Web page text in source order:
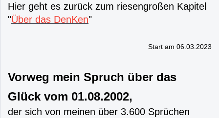
Hier geht es zurück zum riesengroßen Kapitel
"Über das DenKen"
Start am 06.03.2023
Vorweg mein Spruch über das
Glück vom 01.08.2002,
der sich von meinen über 3.600 Sprüchen